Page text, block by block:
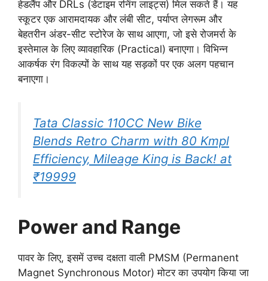
हेडलैंप और DRLs (डेटाइम रनिंग लाइट्स) मिल सकते हैं। यह
स्कूटर एक आरामदायक और लंबी सीट, पर्याप्त लेगरूम और
बेहतरीन अंडर-सीट स्टोरेज के साथ आएगा, जो इसे रोजमर्रा के
इस्तेमाल के लिए व्यावहारिक (Practical) बनाएगा। विभिन्न
आकर्षक रंग विकल्पों के साथ यह सड़कों पर एक अलग पहचान
बनाएगा।
Tata Classic 110CC New Bike
Blends Retro Charm with 80 Kmpl
Efficiency‚ Mileage King is Back! at
₹19999
Power and Range
पावर के लिए, इसमें उच्च दक्षता वाली PMSM (Permanent
Magnet Synchronous Motor) मोटर का उपयोग किया जा